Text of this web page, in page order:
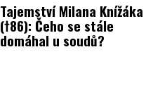
Tajemství Milana Knížáka
(†86): Čeho se stále
domáhal u soudů?